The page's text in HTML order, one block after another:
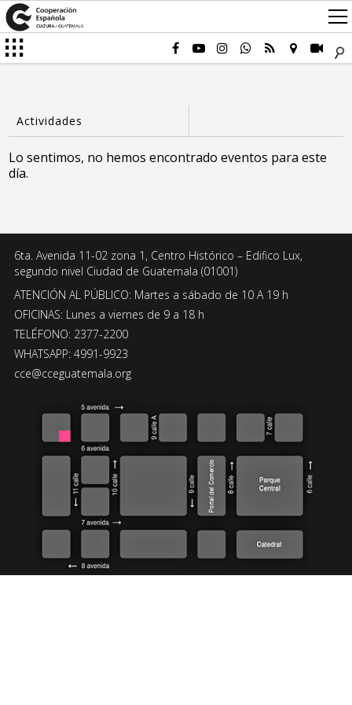
Lo sentimos, no hemos encontrado eventos para este
día.
6ta. Avenida 11-02 zona 1, Centro Histórico – Edifico Lux,
segundo nivel Ciudad de Guatemala (01001)
ATENCIÓN AL PÚBLICO: Martes a sábado de 10 A 19 h
OFICINAS: Lunes a viernes de 9 a 18 h
TELÉFONO: 2377-2200
WHATSAPP: 4991-9923
cce@cceguatemala.org